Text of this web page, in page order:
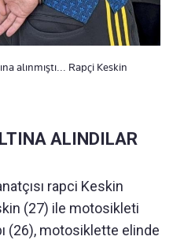
alınmıştı... Rapçi Keskin
ALINDILAR
rapci Keskin
(27) ile motosikleti
(26), motosiklette elinde